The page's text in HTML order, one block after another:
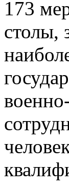
173
столы,